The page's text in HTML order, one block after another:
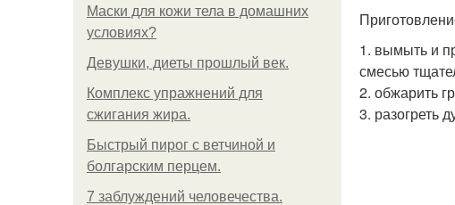
Маски для кожи тела в домашних
условиях?
Девушки, диеты прошлый век.
Комплекс упражнений для
сжигания жира.
Быстрый пирог с ветчиной и
болгарским перцем.
7 заблуждений человечества.
1. вымыть и
смесью
2. обжарить
3. разогреть